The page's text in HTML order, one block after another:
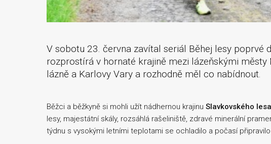
V sobotu 23. června zavítal seriál Běhej lesy poprvé
rozprostírá v hornaté krajině mezi lázeňskými
lázně a Karlovy Vary a rozhodně měl co nabídnout.
Běžci a běžkyně si mohli užít nádhernou krajinu Slavkovského lesa
lesy, majestátní skály, rozsáhlá rašeliniště, zdravé minerální
týdnu s vysokými letními teplotami se ochladilo a počasí